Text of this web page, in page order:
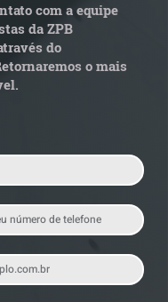
e acende
com a equipe
da ZPB
do
o mais